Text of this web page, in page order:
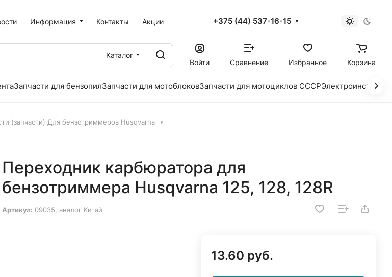
Информация Контакты Акции +375 (44) 537-16-15
Каталог
Войти
Сравнение Избранное Корзина
Запчасти для бензопилЗапчасти для мотоблоковЗапчасти для мотоциклов СССР
(запчасти) Для бензотриммеров Husqvarna
Переходник карбюратора для
бензотриммера Husqvarna 125, 128, 128R
Артикул: 09035, аналог Китай
13.60 руб.